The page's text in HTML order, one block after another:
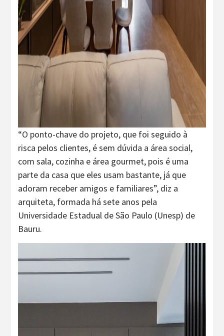
“O ponto-chave do projeto, que foi seguido à
risca pelos clientes, é sem dúvida a área social,
com sala, cozinha e área gourmet, pois é uma
parte da casa que eles usam bastante, já que
adoram receber amigos e familiares”, diz a
arquiteta, formada há sete anos pela
Universidade Estadual de São Paulo (Unesp) de
Bauru.